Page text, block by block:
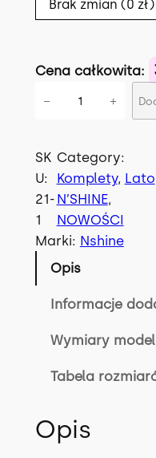
Cena całkowita:
ś
ć
K
o
m
R
− +
SK
U:
21-
1
Category:
Komplety, Lato
N’SHINE
NOWOŚCI
Marki: Nshine
Opis
Informacje
Wymiary
Tabela
Opis